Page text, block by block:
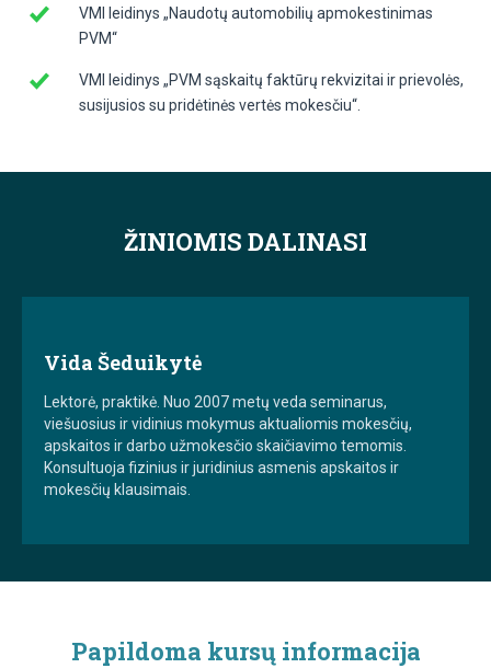
VMI leidinys „Naudotų automobilių apmokestinimas
PVM“
VMI leidinys „PVM sąskaitų faktūrų rekvizitai ir prievolės,
susijusios su pridėtinės vertės mokesčiu“.
ŽINIOMIS DALINASI
Vida Šeduikytė
Lektorė, praktikė. Nuo 2007 metų veda seminarus,
viešuosius ir vidinius mokymus aktualiomis mokesčių,
apskaitos ir darbo užmokesčio skaičiavimo temomis.
Konsultuoja fizinius ir juridinius asmenis apskaitos ir
mokesčių klausimais.
Papildoma kursų informacija